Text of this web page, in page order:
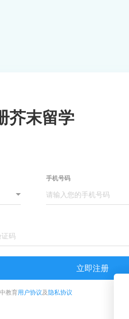
芥末留学
手机号码
立即注册
教育用户协议及隐私协议